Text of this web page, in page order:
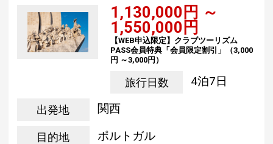
1,130,000円 ～
1,550,000円
【WEB申込限定】クラブツーリズム
PASS会員特典「会員限定割引」（3,000
円 ～3,000円）
旅行日数 4泊7日
出発地 関西
目的地 ポルトガル